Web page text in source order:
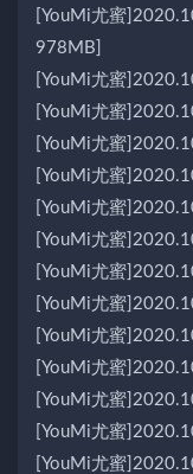
[YouMi尤蜜
978MB]
[YouMi尤蜜
[YouMi尤蜜
[YouMi尤蜜
[YouMi尤蜜
[YouMi尤蜜
[YouMi尤蜜
[YouMi尤蜜
[YouMi尤蜜
[YouMi尤蜜
[YouMi尤蜜
[YouMi尤蜜
[YouMi尤蜜
[YouMi尤蜜